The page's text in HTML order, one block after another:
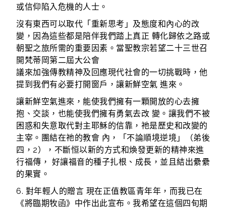
或信仰陷入危機的人士。
沒有東西可以取代「重新思考」及態度和內心的改
變，因為這些都是陪伴我們踏上真正 轉化歸依之路或
朝聖之旅所需的重要因素。當聖教宗若望二十三世召
開梵蒂岡第二屆大公會
議來加強傳教精神及回應現代社會的一切挑戰時，他
提到我們有必要打開窗戶，讓新鮮空氣 進來。
讓新鮮空氣進來，能使我們擁有一顆開放的心去擁
抱、交談，也能使我們擁有勇氣去改 變。讓我們不被
困惑和失意取代對主耶穌的信靠，祂是歷史和改變的
主宰。團結在祂的教會 內，「不論順境逆境」（弟後
四，2），不斷恒以新的方式和煥發更新的精神來進
行福傳， 好讓福音的種子扎根、成長，並且結出纍纍
的果實。
6. 對年輕人的贈言 現在正值教區青年年，而我已在
《將臨期牧函》中作出此宣布。我希望在這個四旬期